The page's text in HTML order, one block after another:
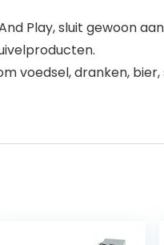
Play, sluit gewoon
voedsel, dranken,